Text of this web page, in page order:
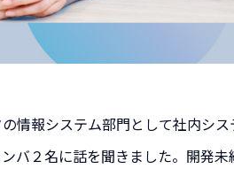
情報システム部門として社内シ
バ２名に話を聞きました。開発